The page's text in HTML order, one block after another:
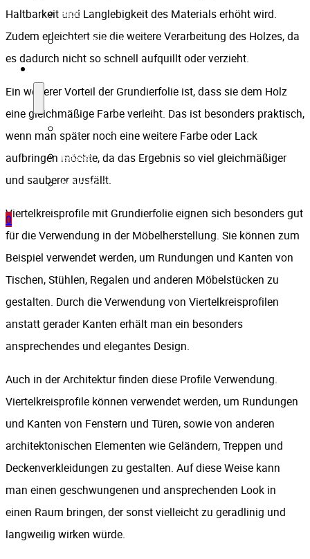
Blog
Presseberichte
Warenkorb
Kasse
Mein Konto
0
Haltbarkeit und Langlebigkeit des Materials erhöht wird.
Zudem erleichtert sie die weitere Verarbeitung des Holzes, da
es dadurch nicht so schnell aufquillt oder verzieht.
Ein weiterer Vorteil der Grundierfolie ist, dass sie dem Holz
eine gleichmäßige Farbe verleiht. Das ist besonders praktisch,
wenn man später noch eine weitere Farbe oder Lack
aufbringen möchte, da das Ergebnis so viel gleichmäßiger
und sauberer ausfällt.
Viertelkreisprofile mit Grundierfolie eignen sich besonders gut
für die Verwendung in der Möbelherstellung. Sie können zum
Beispiel verwendet werden, um Rundungen und Kanten von
Tischen, Stühlen, Regalen und anderen Möbelstücken zu
gestalten. Durch die Verwendung von Viertelkreisprofilen
anstatt gerader Kanten erhält man ein besonders
ansprechendes und elegantes Design.
Auch in der Architektur finden diese Profile Verwendung.
Viertelkreisprofile können verwendet werden, um Rundungen
und Kanten von Fenstern und Türen, sowie von anderen
architektonischen Elementen wie Geländern, Treppen und
Deckenverkleidungen zu gestalten. Auf diese Weise kann
man einen geschwungenen und ansprechenden Look in
einen Raum bringen, der sonst vielleicht zu geradlinig und
langweilig wirken würde.